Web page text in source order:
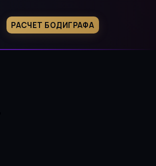
РАСЧЕТ БОДИГРАФА